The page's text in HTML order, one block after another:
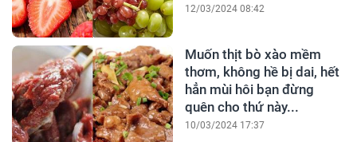
12/03/2024 08:42
Muốn thịt bò xào mềm
thơm, không hề bị dai, hết
hẳn mùi hôi bạn đừng
quên cho thứ này...
10/03/2024 17:37